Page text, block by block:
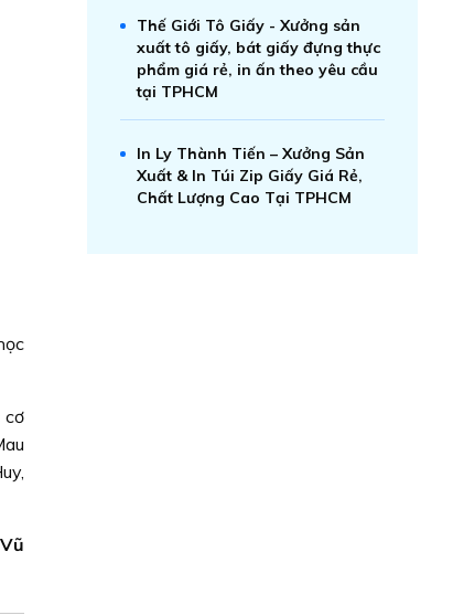
cơ
Thế Giới Tô Giấy - Xưởng sản
xuất tô giấy, bát giấy đựng thực
phẩm giá rẻ, in ấn theo yêu cầu
tại TPHCM
In Ly Thành Tiến – Xưởng Sản
Xuất & In Túi Zip Giấy Giá Rẻ,
Chất Lượng Cao Tại TPHCM